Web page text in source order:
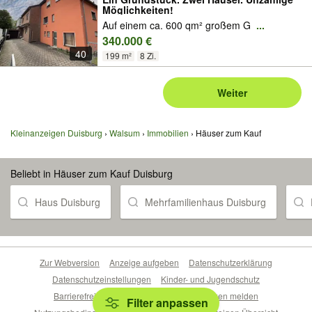
40
Möglichkeiten!
Auf einem ca. 600 qm² großem G ...
340.000 €
199 m² 8 Zi.
Weiter
Kleinanzeigen Duisburg Walsum Immobilien Häuser zum Kauf
Beliebt in Häuser zum Kauf Duisburg
Haus Duisburg Mehrfamilienhaus Duisburg
Filter anpassen
Zur Webversion Anzeige aufgeben
Datenschutzerklärung
Datenschutzeinstellungen
Kinder- und Jugendschutz
Barrierefreiheitserklärung
Sicherheitslücken melden